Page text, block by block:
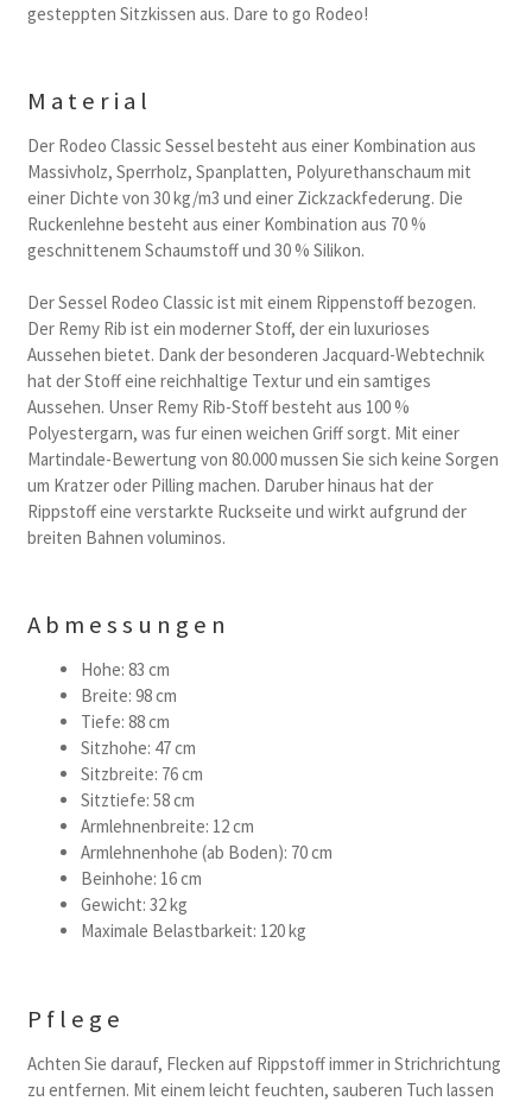
gesteppten Sitzkissen aus. Dare to go Rodeo!
Material
Der Rodeo Classic Sessel besteht aus einer Kombination aus
Massivholz, Sperrholz, Spanplatten, Polyurethanschaum mit
einer Dichte von 30 kg/m3 und einer Zickzackfederung. Die
Ruckenlehne besteht aus einer Kombination aus 70 %
geschnittenem Schaumstoff und 30 % Silikon.
Der Sessel Rodeo Classic ist mit einem Rippenstoff bezogen.
Der Remy Rib ist ein moderner Stoff, der ein luxurioses
Aussehen bietet. Dank der besonderen Jacquard-Webtechnik
hat der Stoff eine reichhaltige Textur und ein samtiges
Aussehen. Unser Remy Rib-Stoff besteht aus 100 %
Polyestergarn, was fur einen weichen Griff sorgt. Mit einer
Martindale-Bewertung von 80.000 mussen Sie sich keine Sorgen
um Kratzer oder Pilling machen. Daruber hinaus hat der
Rippstoff eine verstarkte Ruckseite und wirkt aufgrund der
breiten Bahnen voluminos.
Abmessungen
Hohe: 83 cm
Breite: 98 cm
Tiefe: 88 cm
Sitzhohe: 47 cm
Sitzbreite: 76 cm
Sitztiefe: 58 cm
Armlehnenbreite: 12 cm
Armlehnenhohe (ab Boden): 70 cm
Beinhohe: 16 cm
Gewicht: 32 kg
Maximale Belastbarkeit: 120 kg
Pflege
Achten Sie darauf, Flecken auf Rippstoff immer in Strichrichtung
zu entfernen. Mit einem leicht feuchten, sauberen Tuch lassen